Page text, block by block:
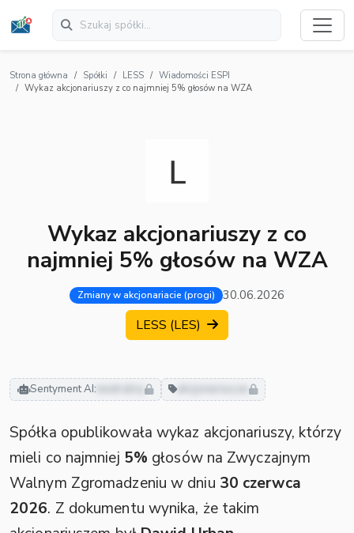
Strona główna Spółki LESS
Wiadomości ESPI
Wykaz akcjonariuszy z co najmniej 5% głosów na WZA
Wykaz akcjonariuszy z co
najmniej 5% głosów na WZA
Zmiany w akcjonariacie (progi) 30.06.2026
LESS (LES)
Sentyment AI: neutralny
Spółka opublikowała wykaz akcjonariuszy, którzy
mieli co najmniej 5% głosów na Zwyczajnym
Walnym Zgromadzeniu w dniu 30 czerwca
2026. Z dokumentu wynika, że takim